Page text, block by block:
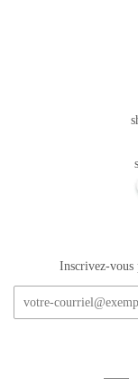
Inscrivez-vous